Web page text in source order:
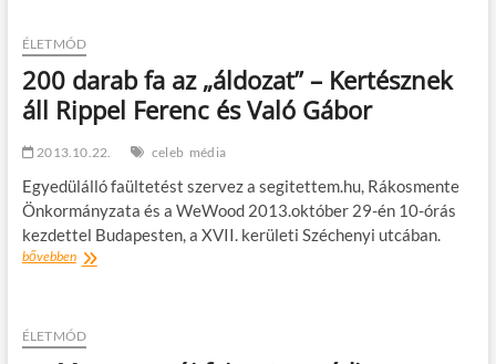
túl
ÉLETMÓD
200 darab fa az „áldozat” – Kertésznek
áll Rippel Ferenc és Való Gábor
2013.10.22. celeb média
Egyedülálló faültetést szervez a segitettem.hu, Rákosmente
Önkormányzata és a WeWood 2013.október 29-én 10-órás
kezdettel Budapesten, a XVII. kerületi Széchenyi utcában.
bővebben200
„áldozat”
ÉLETMÓD